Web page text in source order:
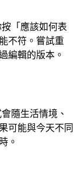
「應該如何表
不符。嘗試重
編輯的版本。
隨生活情境、
可能與今天不同
。